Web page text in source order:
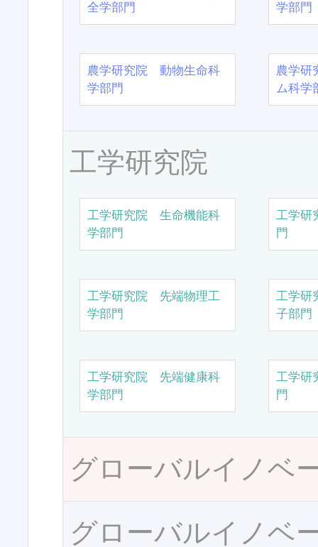
全学部門
学部門
農学研究院 動物生命科
学部門
農学
ム科学
工学研究院
工学研究院 生命機能科
学部門
工学研
門
工学研究院 先端物理工
学部門
工学研
子部門
工学研究院 先端健康科
学部門
工学研
門
グローバルイノベ
グローバルイノベ